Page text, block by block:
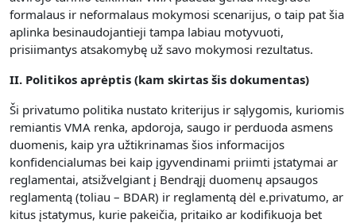
formalaus ir neformalaus mokymosi scenarijus, o taip pat šia
aplinka besinaudojantieji tampa labiau motyvuoti,
prisiimantys atsakomybę už savo mokymosi rezultatus.
II. Politikos aprėptis (kam skirtas šis dokumentas)
Ši privatumo politika nustato kriterijus ir sąlygomis, kuriomis
remiantis VMA renka, apdoroja, saugo ir perduoda asmens
duomenis, kaip yra užtikrinamas šios informacijos
konfidencialumas bei kaip įgyvendinami priimti įstatymai ar
reglamentai, atsižvelgiant į Bendrąjį duomenų apsaugos
reglamentą (toliau – BDAR) ir reglamentą dėl e.privatumo, ar
kitus įstatymus, kurie pakeičia, pritaiko ar kodifikuoja bet